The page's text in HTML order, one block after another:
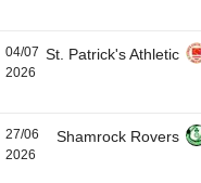
04/07
2026
St. Patrick's Athletic
27/06
2026
Shamrock Rovers